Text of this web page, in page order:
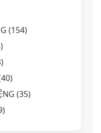
(154)
(35)